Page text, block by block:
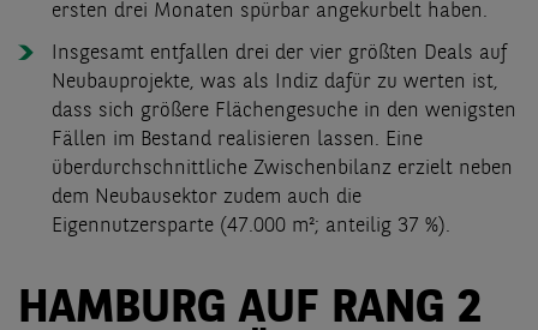
ersten drei Monaten spürbar angekurbelt haben.
Insgesamt entfallen drei der vier größten Deals auf
Neubauprojekte, was als Indiz dafür zu werten ist,
dass sich größere Flächengesuche in den wenigsten
Fällen im Bestand realisieren lassen. Eine
überdurchschnittliche Zwischenbilanz erzielt neben
dem Neubausektor zudem auch die
Eigennutzersparte (47.000 m²; anteilig 37 %).
HAMBURG AUF RANG 2